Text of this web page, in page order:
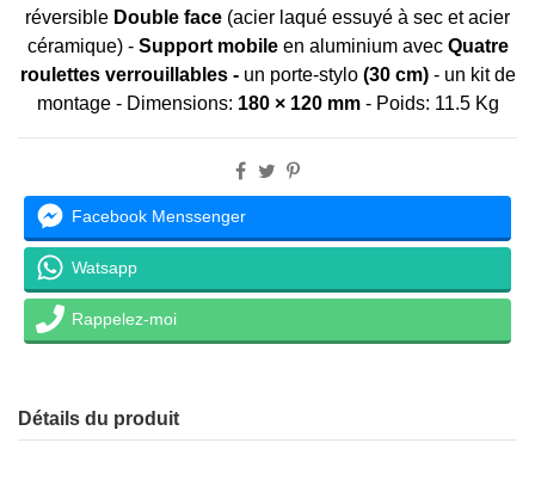
réversible Double face (acier laqué essuyé à sec et acier
céramique) - Support mobileen aluminium avec Quatre
roulettes verrouillables -un porte-stylo(30 cm) - un kit de
montage - Dimensions: 180 × 120 mm- Poids: 11.5 Kg
Facebook Menssenger
Watsapp
Rappelez-moi
Détails du produit